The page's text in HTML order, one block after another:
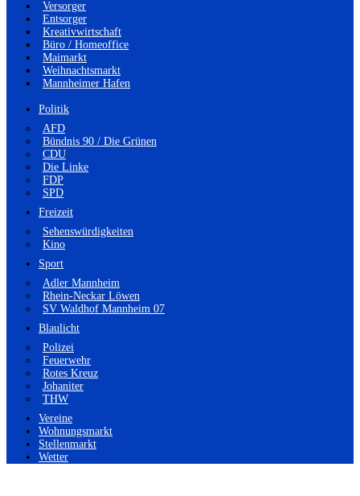
Versorger
Entsorger
Kreativwirtschaft
Büro / Homeoffice
Maimarkt
Weihnachtsmarkt
Mannheimer Hafen
Politik
AFD
Bündnis 90 / Die Grünen
CDU
Die Linke
FDP
SPD
Freizeit
Sehenswürdigkeiten
Kino
Sport
Adler Mannheim
Rhein-Neckar Löwen
SV Waldhof Mannheim 07
Blaulicht
Polizei
Feuerwehr
Rotes Kreuz
Johaniter
THW
Vereine
Wohnungsmarkt
Stellenmarkt
Wetter